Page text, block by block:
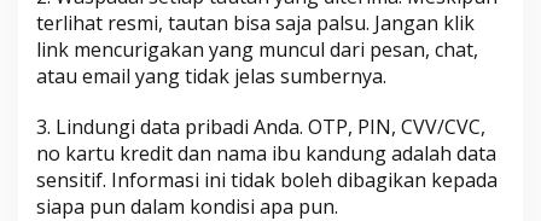
terlihat resmi, tautan bisa saja palsu. Jangan klik
link mencurigakan yang muncul dari pesan, chat,
atau email yang tidak jelas sumbernya.
3. Lindungi data pribadi Anda. OTP, PIN, CVV/CVC,
no kartu kredit dan nama ibu kandung adalah data
sensitif. Informasi ini tidak boleh dibagikan kepada
siapa pun dalam kondisi apa pun.